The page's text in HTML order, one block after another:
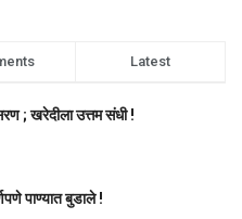
Latest
; खरेदीला उत्तम संधी !
पाण्यात बुडाले !